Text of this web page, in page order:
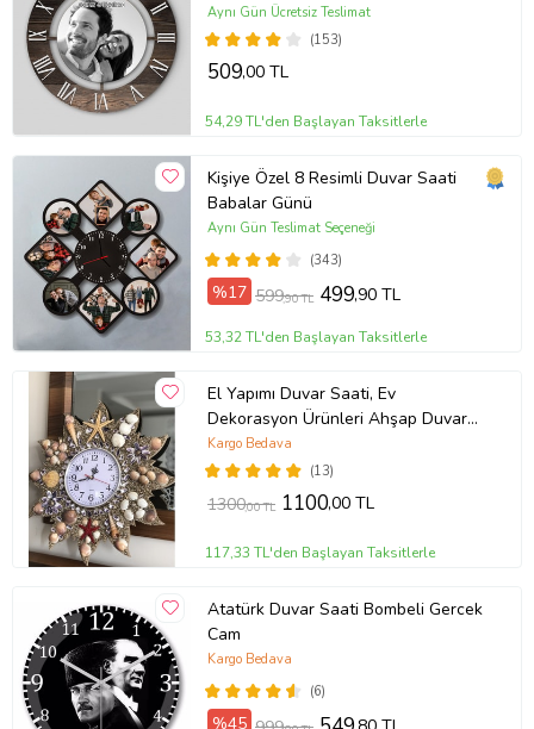
A5)
(153)
Aynı Gün Ücretsiz Teslimat
509,00 TL
54,29 TL'den Başlayan Taksitlerle
Kişiye Özel 8 Resimli Duvar Saati
Babalar Günü
(343)
Aynı Gün Teslimat Seçeneği
%17 599,90 TL 499,90 TL
53,32 TL'den Başlayan Taksitlerle
El Yapımı Duvar Saati, Ev
Dekorasyon Ürünleri Ahşap Duvar
Saati Quartz Marka Sessiz Saat
Mekanizması (13)
Kargo Bedava
1300,00 TL 1100,00 TL
117,33 TL'den Başlayan Taksitlerle
Atatürk Duvar Saati Bombeli Gercek
Cam
(6)
Kargo Bedava
%45